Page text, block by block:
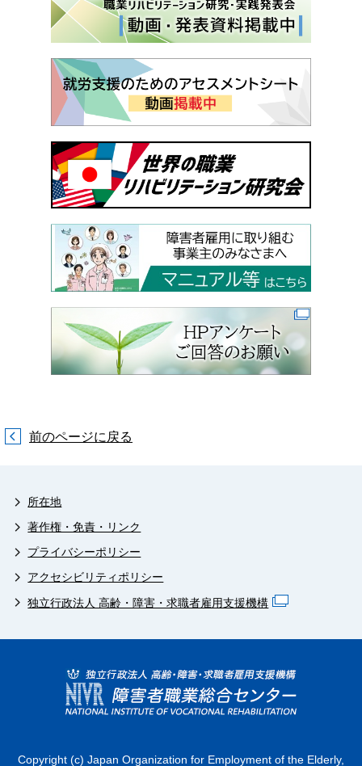
前のページに戻る
所在地
著作権・免責・リンク
プライバシーポリシー
アクセシビリティポリシー
独立行政法人 高齢・障害・求職者雇用支援機構
Copyright (c) Japan Organization for Employment of the Elderly,